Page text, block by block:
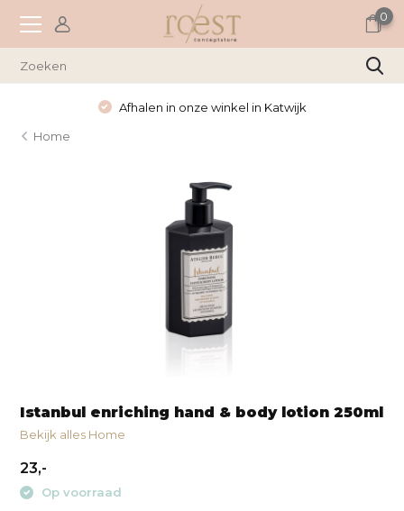
0
Afhalen in onze winkel in Katwijk
Home
Istanbul enriching hand & body lotion 250ml
Bekijk alles Home
23,-
Op voorraad